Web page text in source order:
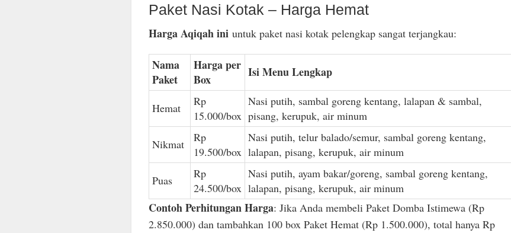
Paket Nasi Kotak – Harga Hemat
Harga Aqiqah iniuntuk paket nasi kotak pelengkap sangat terjangkau:
Nama
Paket
Harga per
Box
Isi Menu Lengkap
Hemat
Rp
15.000/box
Nasi putih, sambal goreng kentang, lalapan & sambal,
pisang, kerupuk, air minum
Nikmat
Rp
19.500/box
Nasi putih, telur balado/semur, sambal goreng kentang,
lalapan, pisang, kerupuk, air minum
Puas
Rp
24.500/box
Nasi putih, ayam bakar/goreng, sambal goreng kentang,
lalapan, pisang, kerupuk, air minum
Contoh Perhitungan Harga: Jika Anda membeli Paket Domba Istimewa (Rp
2.850.000) dan tambahkan 100 box Paket Hemat (Rp 1.500.000), total hanya Rp